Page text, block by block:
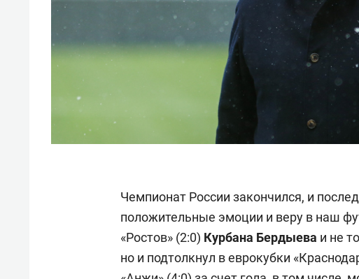
Чемпионат России закончился, и
положительные эмоции и веру в наш
«Ростов» (2:0) Курбана Бердыева и не
но и подтолкнул в еврокубки